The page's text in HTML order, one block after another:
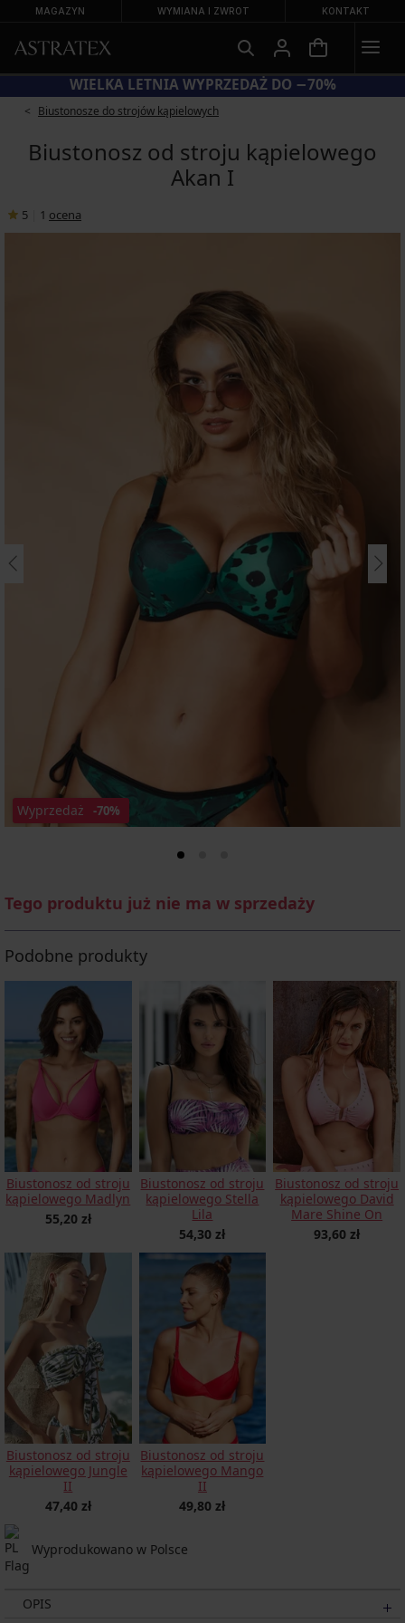
MAGAZYN WYMIANA I ZWROT KONTAKT
KOD BRA20 = BIUSTONOSZE −20%
Biustonosze do strojów kąpielowych
Biustonosz od stroju kąpielowego
Akan I
5 1 ocena
Wyprzedaż -70%
Tego produktu już nie ma w sprzedaży
Podobne produkty
Biustonosz od stroju
kąpielowego Madlyn
55,20 zł
Biustonosz od stroju
kąpielowego Stella
Lila
54,30 zł
Biustonosz od stroju
kąpielowego David
Mare Shine On
93,60 zł
Biustonosz od stroju
kąpielowego Jungle
II
47,40 zł
Biustonosz od stroju
kąpielowego Mango
II
49,80 zł
Wyprodukowano w Polsce
OPIS